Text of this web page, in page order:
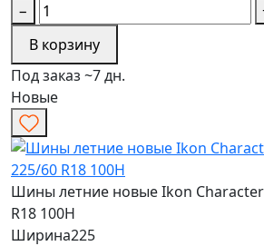
−
В корзину
Под заказ ~7 дн.
Новые
Шины летние новые Ikon Character
R18 100H
Ширина225